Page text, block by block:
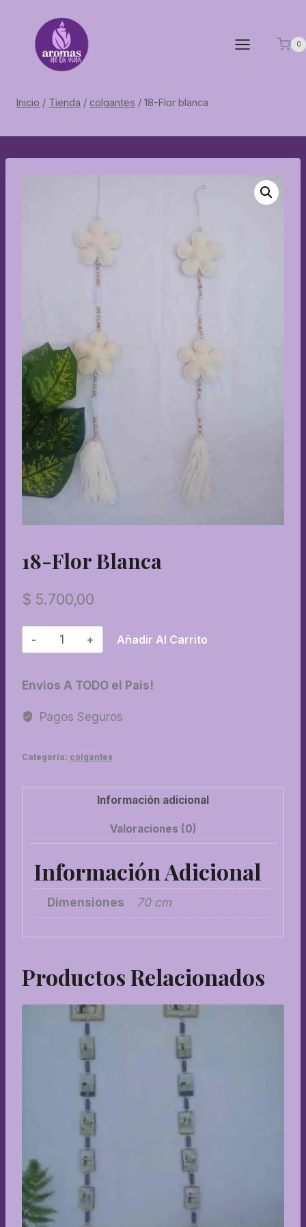
contenido
0
Inicio / Tienda / colgantes / 18-Flor blanca
18-Flor Blanca
$ 5.700,00
18-
Flor
cantidad
Añadir Al Carrito
Envios A TODO el Pais!
Pagos Seguros
Categoría: colgantes
Información adicional
Valoraciones (0)
Información Adicional
Dimensiones 70 cm
Productos Relacionados